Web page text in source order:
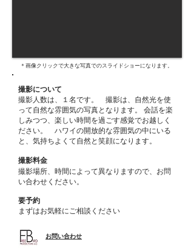
＊画像クリックで大きな写真でのスライドショーになります。
撮影について
撮影人数は、１名です。 撮影は、自然光を使
って自然な雰囲気の写真となります。​ 会話を楽
しみつつ、楽しい時間を過ごす感覚でお越しく
ださい。​​ ハワイの開放的な雰囲気の中にいる
と、気持ちよくて自然と笑顔になります。
撮影料金
撮影場所、時間によって異なりますので、お問
い合わせください。
要予約
まずはお気軽にご相談ください
​お問い合わせ